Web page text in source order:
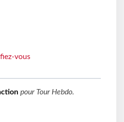
vous
pour Tour Hebdo.